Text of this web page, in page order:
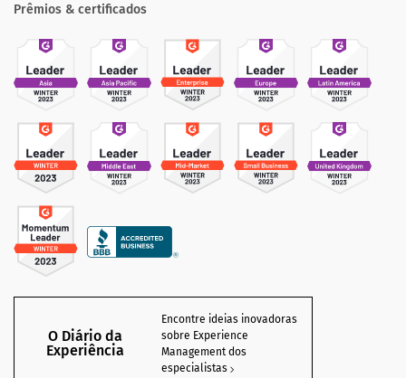
Prêmios & certificados
O Diário da
Experiência
Encontre ideias inovadoras
sobre Experience
Management dos
especialistas